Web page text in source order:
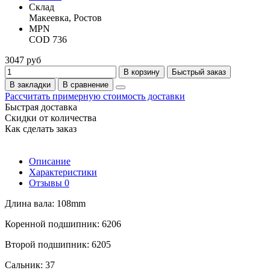
Склад
Макеевка, Ростов
MPN
COD 736
3047 руб
В корзину
Быстрый заказ
В закладки
В сравнение
Рассчитать примерную стоимость доставки
Быстрая доставка
Скидки от количества
Как сделать заказ
Описание
Характеристики
Отзывы 0
Длина вала: 108mm
Коренной подшипник: 6206
Второй подшипник: 6205
Сальник: 37